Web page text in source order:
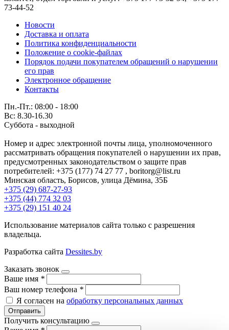
73-44-52
Новости
Доставка и оплата
Политика конфиденциальности
Положение о cookie-файлах
Порядок подачи покупателем обращений о нарушении
его прав
Электронное обращение
Контакты
Пн.-Пт.: 08:00 - 18:00
Вс: 8.30-16.30
Суббота - выходной
Номер и адрес электронной почты лица, уполномоченного
рассматривать обращения покупателей о нарушении их прав,
предусмотренных законодательством о защите прав
потребителей: +375 (177) 74 27 77 , boritorg@list.ru
Минская область, Борисов, улица Дёмина, 35Б
+375 (29) 687-27-93
+375 (44) 774 32 03
+375 (29) 151 40 24
Использование материалов сайта только с разрешения
владельца.
Разработка сайта Dessites.by
Заказать звонок
Ваше имя *
Ваш номер телефона *
Я согласен на обработку персональных данных
Отправить
Получить консультацию